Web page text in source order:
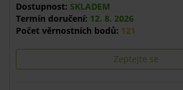
Dostupnost: SKLADEM
Termín doručení: 12. 8. 2026
Počet věrnostních bodů: 121
Zeptejte se